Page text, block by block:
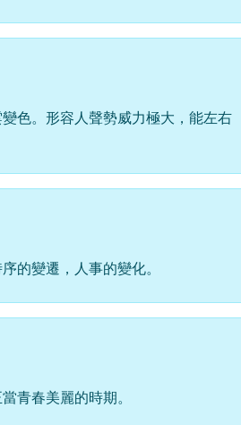
色。形容人聲勢威力極大，能左右
的變遷，人事的變化。
青春美麗的時期。